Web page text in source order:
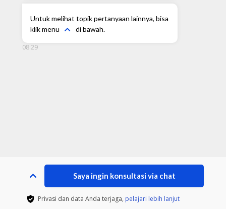
Untuk melihat topik pertanyaan lainnya, bisa
klik menu
di bawah.
08:29
Saya ingin konsultasi via chat
Privasi dan data Anda terjaga, pelajari lebih lanjut